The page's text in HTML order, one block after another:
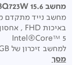
מחשב 15.6 Asus VivoBook X1504VA-BQ723W
Intel®Core™ 5
למחשב זיכרון של 16GB ומעבד גרפי Intel® Graphics
מסך